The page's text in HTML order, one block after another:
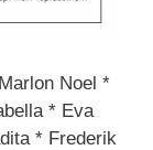
Noel *
* Eva
* Frederik